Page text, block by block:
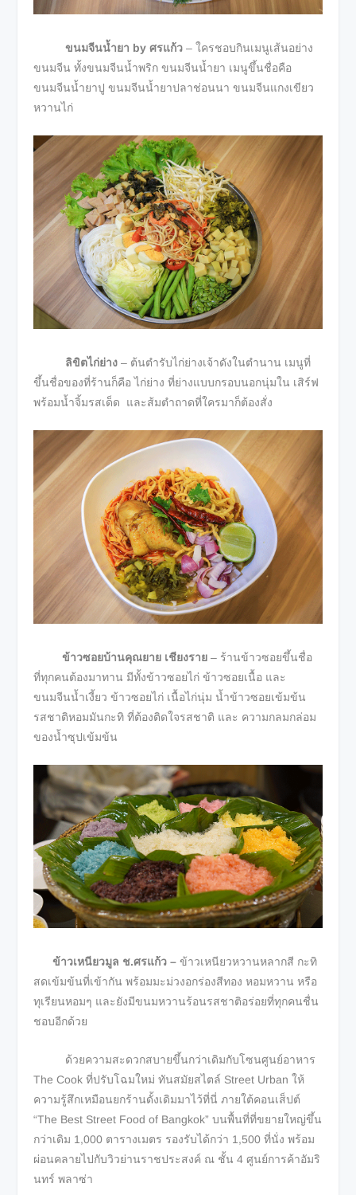
ขนมจีนน้ำยา byศรแก้ว – ใครชอบกินเมนูเส้นอย่าง
ขนมจีน ทั้งขนมจีนน้ำพริก ขนมจีนน้ำยา เมนูขึ้นชื่อคือ
ขนมจีนน้ำยาปู ขนมจีนน้ำยาปลาช่อนนา ขนมจีนแกงเขียว
หวานไก่
ลิขิตไก่ย่าง – ต้นตำรับไก่ย่างเจ้าดังในตำนาน เมนูที่
ขึ้นชื่อของที่ร้านก็คือ ไก่ย่าง ที่ย่างแบบกรอบนอกนุ่มใน เสิร์ฟ
พร้อมน้ำจิ้มรสเด็ด และส้มตำถาดที่ใครมาก็ต้องสั่ง
ข้าวซอยบ้านคุณยาย เชียงราย – ร้านข้าวซอยขึ้นชื่อ
ที่ทุกคนต้องมาทาน มีทั้งข้าวซอยไก่ ข้าวซอยเนื้อ และ
ขนมจีนน้ำเงี้ยว ข้าวซอยไก่ เนื้อไก่นุ่ม น้ำข้าวซอยเข้มข้น
รสชาติหอมมันกะทิ ที่ต้องติดใจรสชาติ และ ความกลมกล่อม
ของน้ำซุปเข้มข้น
ข้าวเหนียวมูล ช.ศรแก้ว –ข้าวเหนียวหวานหลากสี กะทิ
สดเข้มข้นที่เข้ากัน พร้อมมะม่วงอกร่องสีทอง หอมหวาน หรือ
ทุเรียนหอมๆ และยังมีขนมหวานร้อนรสชาติอร่อยที่ทุกคนชื่น
ชอบอีกด้วย
ด้วยความสะดวกสบายขึ้นกว่าเดิมกับโซนศูนย์อาหาร
The Cook ที่ปรับโฉมใหม่ ทันสมัยสไตล์ Street Urban ให้
ความรู้สึกเหมือนยกร้านดั้งเดิมมาไว้ที่นี่ ภายใต้คอนเส็ปต์
“The Best Street Food of Bangkok” บนพื้นที่ที่ขยายใหญ่ขึ้น
กว่าเดิม 1,000 ตารางเมตร รองรับได้กว่า 1,500 ที่นั่ง พร้อม
ผ่อนคลายไปกับวิวย่านราชประสงค์ ณ ชั้น 4 ศูนย์การค้าอัมริ
นทร์ พลาซ่า